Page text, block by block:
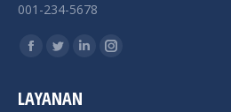
001-234-5678
Find us on:
Facebook
opens
Twitter
opens
LinkedinInstagram
LAYANAN